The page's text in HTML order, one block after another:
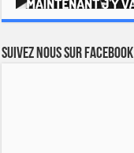
Suivez nous sur Facebook